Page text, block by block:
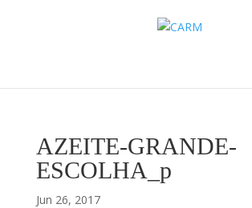
AZEITE-GRANDE-
ESCOLHA_p
Jun 26, 2017